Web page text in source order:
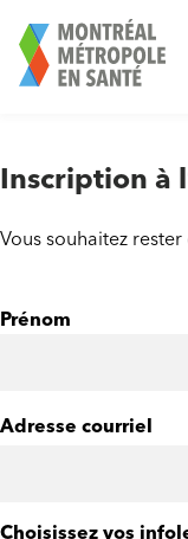
au
contenu
Inscription à
Vous souhaitez rester
Prénom
Adresse courriel
Choisissez vos